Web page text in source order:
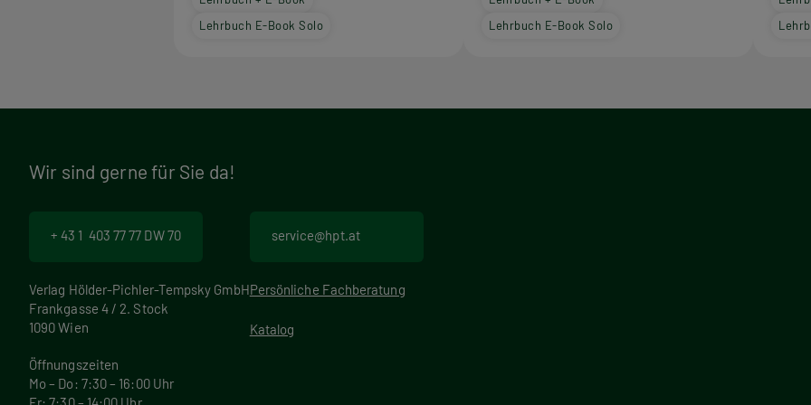
Lehrbuch E-Book Solo
Lehrbuch E-Book Solo
Wir sind gerne für Sie da!
+ 43 1 403 77 77 DW 70
Verlag Hölder-Pichler-Tempsky GmbH
Frankgasse 4 / 2. Stock
1090 Wien
Öffnungszeiten
Mo – Do: 7:30 – 16:00 Uhr
service@hpt.at
Persönliche Fachberatung
Katalog